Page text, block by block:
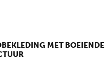
MET BOEIENDE